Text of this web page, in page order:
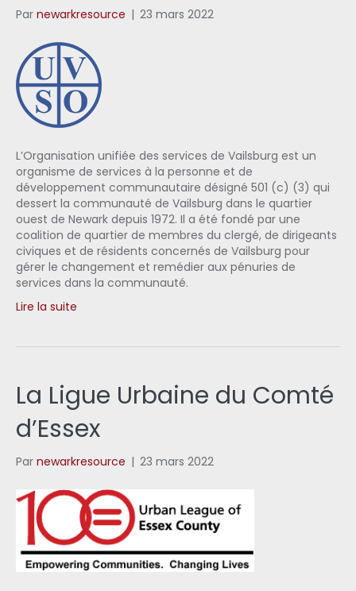
Par newarkresource | 23 mars 2022
L’Organisation unifiée des services de Vailsburg est un
organisme de services à la personne et de
développement communautaire désigné 501 (c) (3) qui
dessert la communauté de Vailsburg dans le quartier
ouest de Newark depuis 1972. Il a été fondé par une
coalition de quartier de membres du clergé, de dirigeants
civiques et de résidents concernés de Vailsburg pour
gérer le changement et remédier aux pénuries de
services dans la communauté.
Lire la suite
La Ligue Urbaine du Comté
d’Essex
Par newarkresource | 23 mars 2022